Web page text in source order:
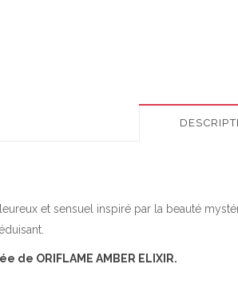
et sensuel inspiré par la beauté
ORIFLAME AMBER ELIXIR.